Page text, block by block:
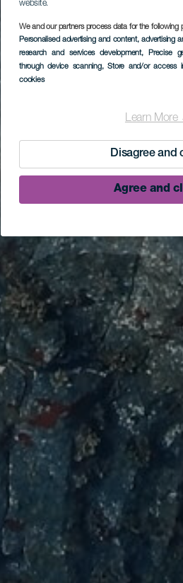
website.
We and our partners process data for the following
Personalised advertising and content, advertising
research and services development, Precise
through device scanning, Store and/or access
cookies
Learn
Disagree and
Agree and